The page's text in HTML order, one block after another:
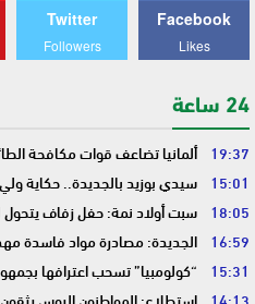
Facebook
Likes
Twitter
Followers
24 ساعة
19:37 ألمانيا تضاعف قوات مكافحة
15:01 سيدي بوزيد بالجديدة.. حكاية
18:05 سبت أولاد نمة: حفل زفاف يتحول
16:59 الجديدة: مصادرة مواد فاسدة
15:31 “كولومبيا” تسحب اعترافها